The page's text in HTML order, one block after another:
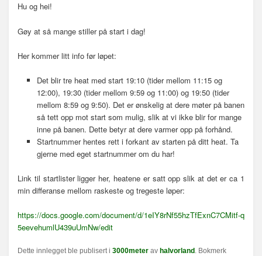
Hu og hei!
Gøy at så mange stiller på start i dag!
Her kommer litt info før løpet:
Det blir tre heat med start 19:10 (tider mellom 11:15 og
12:00), 19:30 (tider mellom 9:59 og 11:00) og 19:50 (tider
mellom 8:59 og 9:50). Det er ønskelig at dere møter på banen
så tett opp mot start som mulig, slik at vi ikke blir for mange
inne på banen. Dette betyr at dere varmer opp på forhånd.
Startnummer hentes rett i forkant av starten på ditt heat. Ta
gjerne med eget startnummer om du har!
Link til startlister ligger her, heatene er satt opp slik at det er ca 1
min differanse mellom raskeste og tregeste løper:
https://docs.google.com/document/d/1eIY8rNf55hzTfExnC7CMitf-q
5eevehumlU439uUmNw/edit
Dette innlegget ble publisert i 3000meter av halvorland . Bokmerk